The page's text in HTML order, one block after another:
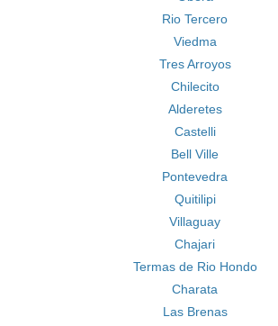
Rio Tercero
Viedma
Tres Arroyos
Chilecito
Alderetes
Castelli
Bell Ville
Pontevedra
Quitilipi
Villaguay
Chajari
Termas de Rio Hondo
Charata
Las Brenas